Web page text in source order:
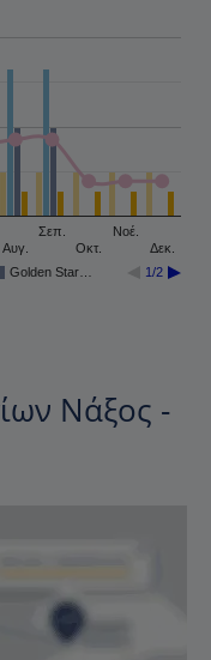
Golden Star… 1/2
Αυγ.
Σεπ.
Οκτ.
Νοέ.
Δεκ.
Νάξος -